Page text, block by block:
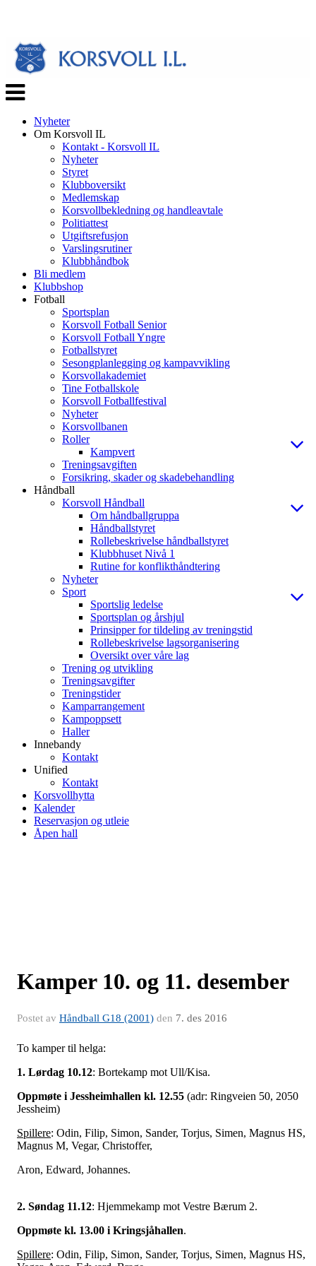
Veksle
navigasjon
Nyheter
Om Korsvoll IL
Kontakt - Korsvoll IL
Nyheter
Styret
Klubboversikt
Medlemskap
Korsvollbekledning og handleavtale
Politiattest
Utgiftsrefusjon
Varslingsrutiner
Klubbhåndbok
Bli medlem
Klubbshop
Fotball
Sportsplan
Korsvoll Fotball Senior
Korsvoll Fotball Yngre
Fotballstyret
Sesongplanlegging og kampavvikling
Korsvollakademiet
Tine Fotballskole
Korsvoll Fotballfestival
Nyheter
Korsvollbanen
Roller
Kampvert
Treningsavgiften
Forsikring, skader og skadebehandling
Håndball
Korsvoll Håndball
Om håndballgruppa
Håndballstyret
Rollebeskrivelse håndballstyret
Klubbhuset Nivå 1
Rutine for konflikthåndtering
Nyheter
Sport
Sportslig ledelse
Sportsplan og årshjul
Prinsipper for tildeling av treningstid
Rollebeskrivelse lagsorganisering
Oversikt over våre lag
Trening og utvikling
Treningsavgifter
Treningstider
Kamparrangement
Kampoppsett
Haller
Innebandy
Kontakt
Unified
Kontakt
Korsvollhytta
Kalender
Reservasjon og utleie
Åpen hall
Kamper 10. og 11. desember
Postet av Håndball G18 (2001) den 7. des 2016
To kamper til helga:
1. Lørdag 10.12: Bortekamp mot Ull/Kisa.
Oppmøte i Jessheimhallen kl. 12.55 (adr: Ringveien 50, 2050
Jessheim)
Spillere: Odin, Filip, Simon, Sander, Torjus, Simen, Magnus HS,
Magnus M, Vegar, Christoffer,
Aron, Edward, Johannes.
2. Søndag 11.12: Hjemmekamp mot Vestre Bærum 2.
Oppmøte kl. 13.00 i Kringsjåhallen.
Spillere: Odin, Filip, Simon, Sander, Torjus, Simen, Magnus HS,